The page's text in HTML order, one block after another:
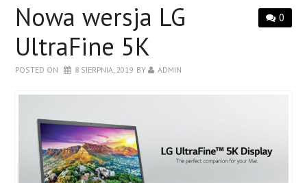
MONITORY
SERWERY
O NAS
0
Nowa wersja LG
UltraFine 5K
POSTED ON 8 SIERPNIA, 2019 BY ADMIN